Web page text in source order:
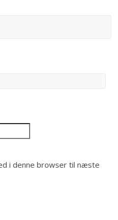
i denne browser til næste